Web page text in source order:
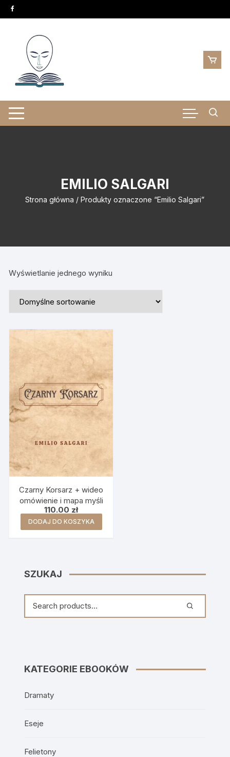
Skip
to
EMILIO SALGARI
Strona główna / Produkty oznaczone “Emilio Salgari”
Wyświetlanie jednego wyniku
Czarny Korsarz + wideo
omówienie i mapa myśli
110.00 zł
DODAJ DO KOSZYKA
SZUKAJ
KATEGORIE EBOOKÓW
Dramaty
Eseje
Felietony